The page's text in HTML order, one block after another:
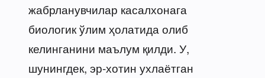
жабрланувчилар касалхонага
биологик ўлим ҳолатида олиб
келинганини маълум қилди. У,
шунингдек, эр-хотин ухлаётган